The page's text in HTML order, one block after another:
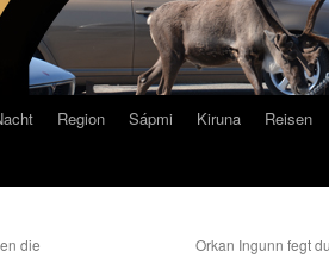
Region Sápmi Kiruna Reisen
die
Orkan Ingunn fegt